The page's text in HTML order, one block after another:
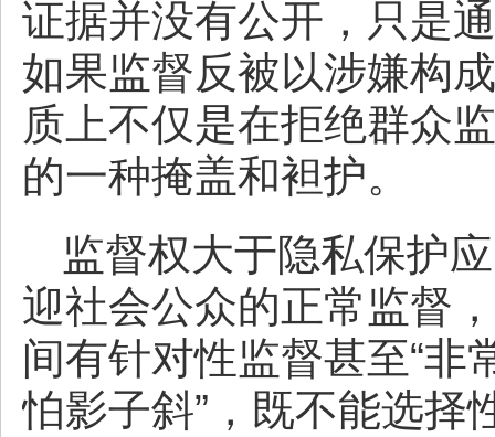
证据并没有公开，只是
如果监督反被以涉嫌构
质上不仅是在拒绝群众
的一种掩盖和袒护。
监督权大于隐私保护
迎社会公众的正常监督
间有针对性监督甚至“非
怕影子斜”，既不能选择